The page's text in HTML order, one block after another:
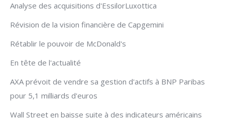
Analyse des acquisitions d'EssilorLuxottica
Révision de la vision financière de Capgemini
Rétablir le pouvoir de McDonald's
En tête de l'actualité
AXA prévoit de vendre sa gestion d'actifs à BNP Paribas
pour 5,1 milliards d'euros
Wall Street en baisse suite à des indicateurs américains